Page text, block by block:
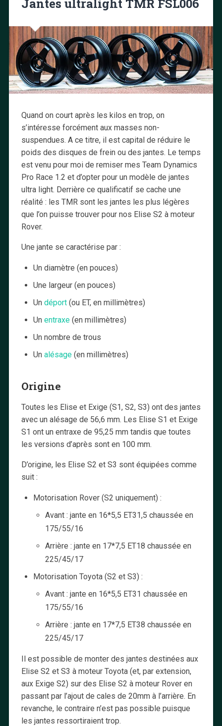
Jantes ultralight TMR FSL006
Quand on court après les kilos en trop, on
s’intéresse forcément aux masses non-
suspendues. A ce titre, il est capital de réduire le
poids des disques de frein ou des jantes. Le temps
est venu pour moi de remiser mes Team Dynamics
Pro Race 1.2 et d’opter pour un modèle de jantes
ultra light. Derrière ce qualificatif se cache une
réalité : les TMR sont les jantes les plus légères
que l’on puisse trouver pour nos Elise S2 à moteur
Rover.
Une jante se caractérise par :
Un diamètre (en pouces)
Une largeur (en pouces)
Un déport(ou ET, en millimètres)
Un entraxe(en millimètres)
Un nombre de trous
Un alésage(en millimètres)
Origine
Toutes les Elise et Exige (S1, S2, S3) ont des jantes
avec un alésage de 56,6 mm. Les Elise S1 et Exige
S1 ont un entraxe de 95,25 mm tandis que toutes
les versions d’après sont en 100 mm.
D’origine, les Elise S2 et S3 sont équipées comme
suit :
Motorisation Rover (S2 uniquement) :
Avant : jante en 16*5,5 ET31,5 chaussée en
175/55/16
Arrière : jante en 17*7,5 ET18 chaussée en
225/45/17
Motorisation Toyota (S2 et S3) :
Avant : jante en 16*5,5 ET31 chaussée en
175/55/16
Arrière : jante en 17*7,5 ET38 chaussée en
225/45/17
Il est possible de monter des jantes destinées aux
Elise S2 et S3 à moteur Toyota (et, par extension,
aux Exige S2) sur des Elise S2 à moteur Rover en
passant par l’ajout de cales de 20mm à l’arrière. En
revanche, le contraire n’est pas possible puisque
les jantes ressortiraient trop.